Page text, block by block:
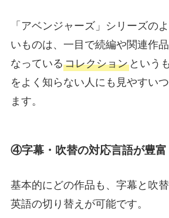
「アベンジャーズ」シリーズの
いものは、一目で続編や関連作
なっているコレクションという
をよく知らない人にも見やすい
ます。
④字幕・吹替の対応言語が豊富
基本的にどの作品も、字幕と吹
英語の切り替えが可能です。